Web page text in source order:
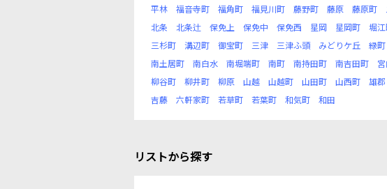
平林
福音寺町 福角町 福見川町 藤野町 藤原 藤原町
北条
北条辻 保免上 保免中 保免西 星岡 星岡町 堀
三杉町
溝辺町 御宝町 三津 三津ふ頭 みどりケ丘 緑町
南土居町
南白水 南堀端町 南町 南持田町 南吉田町
柳谷町
柳井町 柳原 山越 山越町 山田町 山西町 雄郡
吉藤
六軒家町 若草町 若葉町 和気町 和田
リストから探す